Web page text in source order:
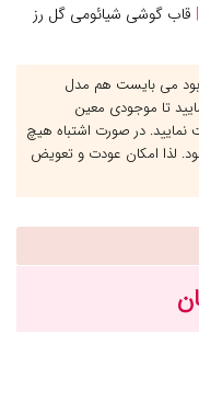
قاب گوشی شیائومی گل رز
می بایست هم مدل
تا موجودی معین
نمایید. در صورت اشتباه هیچ
لذا امکان عودت و تعویض